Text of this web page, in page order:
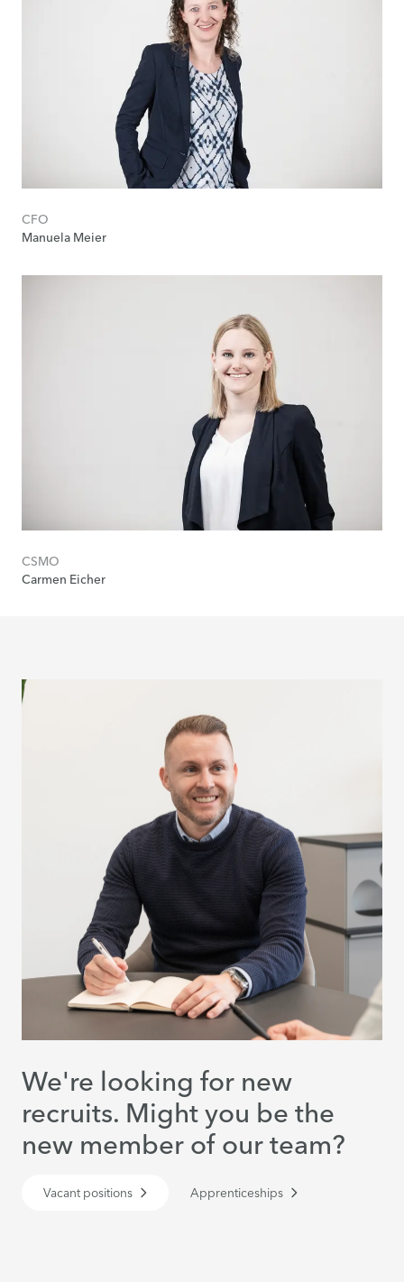
CFO
Manuela Meier
CSMO
Carmen Eicher
We're looking for new
recruits. Might you be the
new member of our team?
Vacant positions Apprenticeships